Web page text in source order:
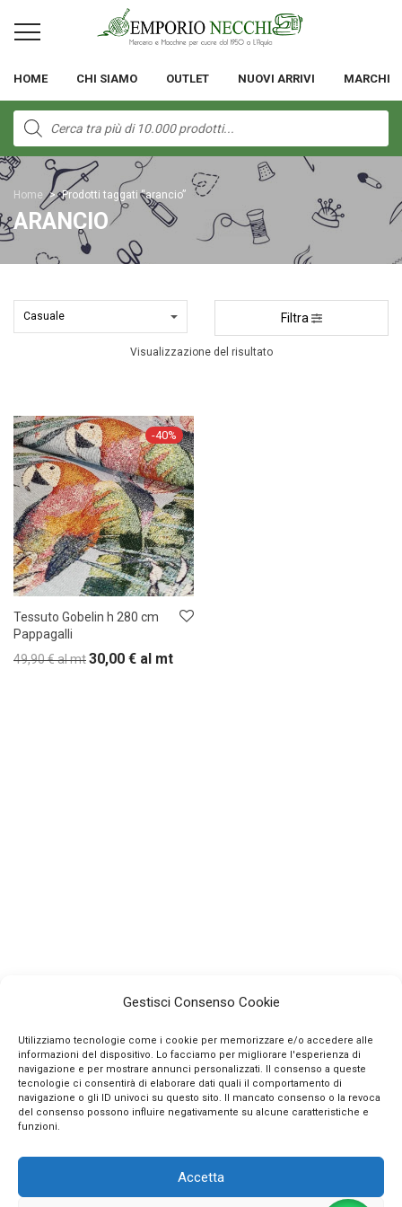
Gestisci Consenso Cookie
Utilizziamo tecnologie come i cookie per memorizzare e/o accedere alle
informazioni del dispositivo. Lo facciamo per migliorare l'esperienza di
navigazione e per mostrare annunci personalizzati. Il consenso a queste
tecnologie ci consentirà di elaborare dati quali il comportamento di
navigazione o gli ID univoci su questo sito. Il mancato consenso o la revoca
del consenso possono influire negativamente su alcune caratteristiche e
funzioni.
Accetta
HOME CHI SIAMO OUTLET NUOVI ARRIVI MARCHI
Products
search
Home > Prodotti taggati “arancio”
ARANCIO
Filtra
Visualizzazione del risultato
-40%
Tessuto Gobelin h 280 cm
Pappagalli
49,90€al mt30,00 € al mt
INFO
SEGUICI SUI SOCIAL